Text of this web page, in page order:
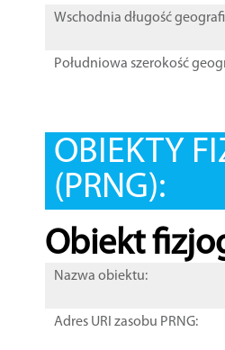
Wschodnia długość
Południowa szerokość
OBIEKTY
(PRNG):
Obiekt
Nazwa obiektu:
Adres URI zasobu PRNG: